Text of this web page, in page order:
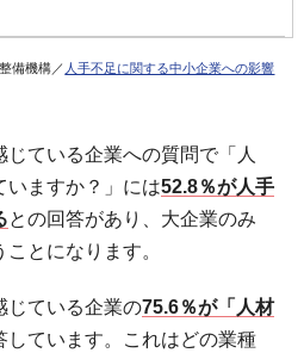
備機構／ 人手不足に関する中小企業への影響
じている企業への質問で「人
いますか？」には52.8％が人手
との回答があり、大企業のみ
とになります。
じている企業の75.6％が「人材
しています。これはどの業種